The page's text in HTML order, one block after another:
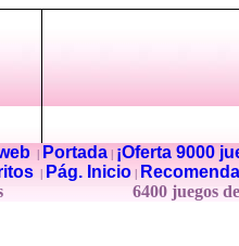
| Portada|
¡Oferta 9000
Pág. Inicio
6400 juegos